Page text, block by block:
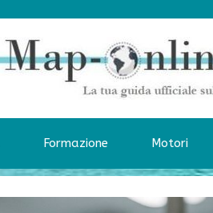
Formazione Motori